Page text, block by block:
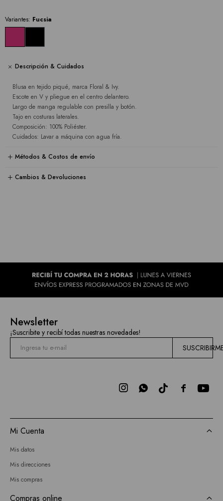
Variantes: Fucsia
Descripción & Cuidados
Blusa en tejido piqué, marca Floral & Ivy.
Escote en V y pliegue en el centro delantero.
Largo de manga regulable con presilla y botón.
Tajo en costuras laterales.
Composición: 100% Poliéster.
Cuidados: Lavar a máquina con agua fría.
Métodos & Costos de envío
Cambios & Devoluciones
Newsletter
¡Suscribite y recibí todas nuestras novedades!

 
Mi Cuenta
Mis datos
Mis direcciones
Mis compras
Compras online